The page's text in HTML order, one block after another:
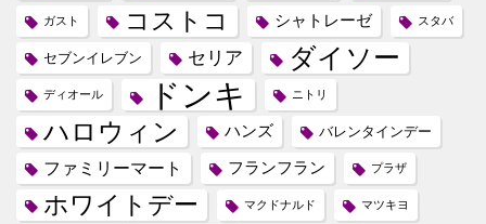
ガスト コストコ シャトレーゼ スタバ
セブンイレブン セリア ダイソー
ディオール ドンキ ニトリ
ハロウィン ハンズ バレンタインデー
ファミリーマート フランフラン プラザ
ホワイトデー マクドナルド マツキヨ